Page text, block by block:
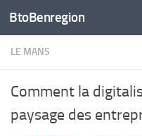
Skip to content
BtoBenregion
LE MANS
Comment la
paysage des